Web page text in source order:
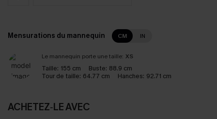
Mensurations du mannequin CM IN
Le mannequin porte une taille: XS
Taille: 155 cm Buste: 88.9 cm
Tour de taille: 64.77 cm Hanches: 92.71 cm
ACHETEZ‑LE AVEC